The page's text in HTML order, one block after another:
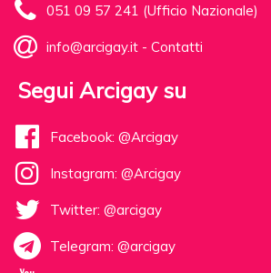
051 09 57 241 (Ufficio Nazionale)
info@arcigay.it - Contatti
Segui Arcigay su
Facebook: @Arcigay
Instagram: @Arcigay
Twitter: @arcigay
Telegram: @arcigay